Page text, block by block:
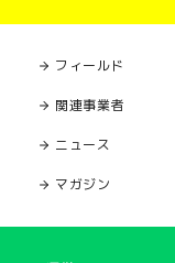
フィールド
関連事業者
ニュース
マガジン